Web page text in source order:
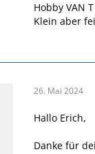
Hobby VAN
Klein aber
26. Mai 2024
Hallo Erich,
Danke für